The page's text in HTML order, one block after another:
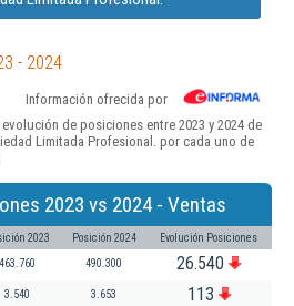
- 2024
Información ofrecida por
de posiciones entre 2023 y 2024 de
Limitada Profesional. por cada uno de
2023 vs 2024 - Ventas
2023 Posición 2024 Evolución Posiciones
463.760 490.300 26.540
3.540 3.653 113